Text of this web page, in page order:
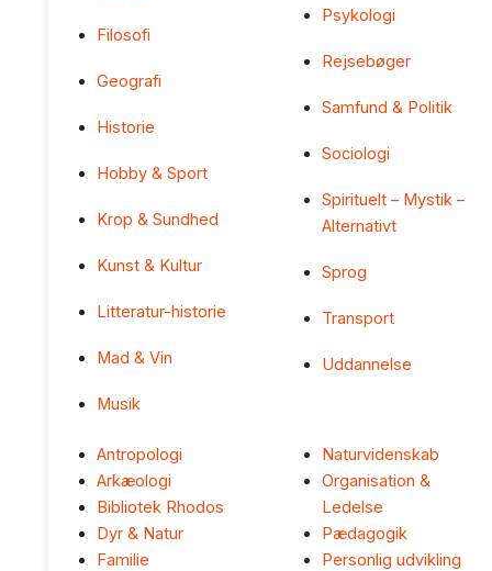
Filosofi
Geografi
Historie
Hobby & Sport
Krop & Sundhed
Kunst & Kultur
Litteratur-historie
Mad & Vin
Musik
Psykologi
Rejsebøger
Samfund & Politik
Sociologi
Spirituelt – Mystik –
Alternativt
Sprog
Transport
Uddannelse
Antropologi
Arkæologi
Bibliotek Rhodos
Dyr & Natur
Familie
Naturvidenskab
Organisation &
Ledelse
Pædagogik
Personlig udvikling